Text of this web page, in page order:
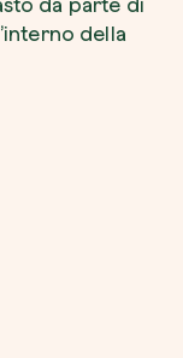
da parte di
della